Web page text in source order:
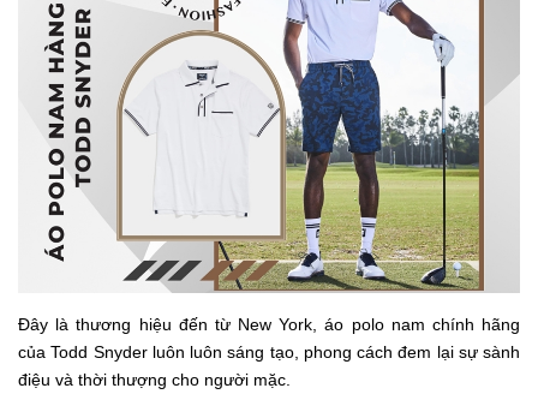
Đây là thương hiệu đến từ New York, áo polo nam chính hãng
của Todd Snyder luôn luôn sáng tạo, phong cách đem lại sự sành
điệu và thời thượng cho người mặc.